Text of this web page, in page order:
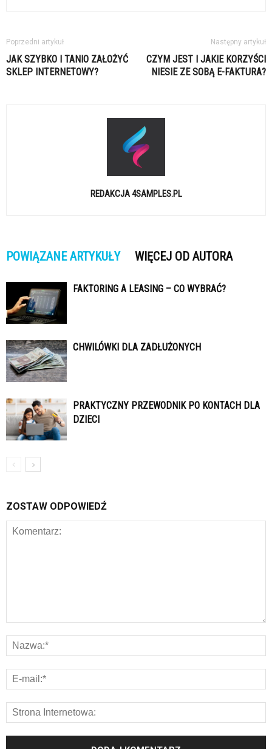
Poprzedni artykuł
JAK SZYBKO I TANIO ZAŁOŻYĆ
SKLEP INTERNETOWY?
Następny artykuł
CZYM JEST I JAKIE KORZYŚCI
NIESIE ZE SOBĄ E-FAKTURA?
REDAKCJA 4SAMPLES.PL
POWIĄZANE ARTYKUŁY WIĘCEJ OD AUTORA
FAKTORING A LEASING – CO WYBRAĆ?
CHWILÓWKI DLA ZADŁUŻONYCH
PRAKTYCZNY PRZEWODNIK PO KONTACH DLA
DZIECI
ZOSTAW ODPOWIEDŹ